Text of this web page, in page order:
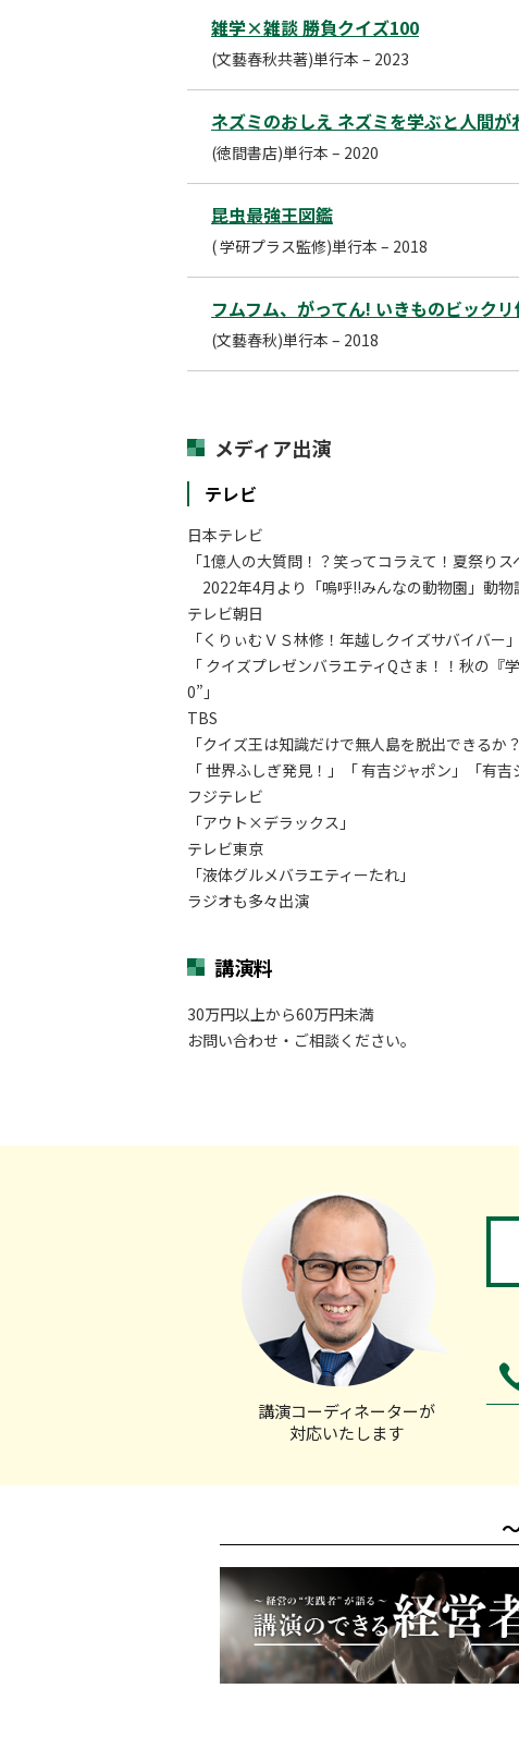
雑学×雑談 勝負クイズ100
(文藝春秋共著)単行本 – 2023
ネズミのおしえ ネズミを学ぶと人間が
(徳間書店)単行本 – 2020
昆虫最強王図鑑
( 学研プラス監修)単行本 – 2018
フムフム、がってん! いきものビック
(文藝春秋)単行本 – 2018
メディア出演
テレビ
日本テレビ
「1億人の大質問！？笑ってコラえて！夏祭り
2022年4月より「嗚呼!!みんなの動物園」動物
テレビ朝日
「くりぃむＶＳ林修！年越しクイズサバイバー
「 クイズプレゼンバラエティQさま！！秋の
0”」
TBS
「クイズ王は知識だけで無人島を脱出できるか
「 世界ふしぎ発見！」「 有吉ジャポン」「有吉
フジテレビ
「アウト×デラックス」
テレビ東京
「液体グルメバラエティーたれ」
ラジオも多々出演
講演料
30万円以上から60万円未満
お問い合わせ・ご相談ください。
講演コーディネーターが
対応いたします